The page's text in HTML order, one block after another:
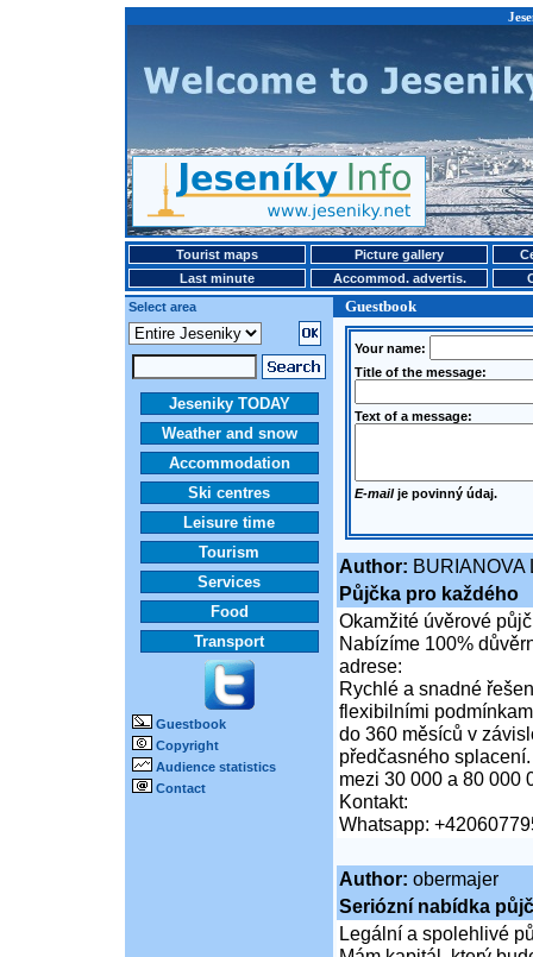
Tourist maps Picture gallery
Last minute
Accommod. advertis.
Select area
Guestbook
Jeseniky TODAY
Weather and snow
Accommodation
Ski centres
Leisure time
Tourism
Services
Food
Transport
Guestbook
Copyright
Audience statistics
Contact
Your name:
Title of the message:
Text of a message:
E-mailje povinný údaj.
Author: BURIANOVA
Půjčka pro každého
Okamžité úvěrové
Nabízíme 100%
adrese:
Rychlé a snadné
flexibilními
do 360 měsíců v
předčasného
mezi 30 000 a 80 000
Kontakt:
Whatsapp:
Author: obermajer
Seriózní nabídka
Legální a spolehlivé